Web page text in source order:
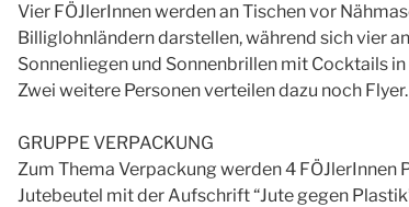
Vier FÖJlerInnen werden an Tischen vor
Billiglohnländern darstellen, während sich vier
Sonnenliegen und Sonnenbrillen mit Cocktails
Zwei weitere Personen verteilen dazu noch Flyer.
GRUPPE VERPACKUNG
Zum Thema Verpackung werden 4
Jutebeutel mit der Aufschrift “Jute gegen